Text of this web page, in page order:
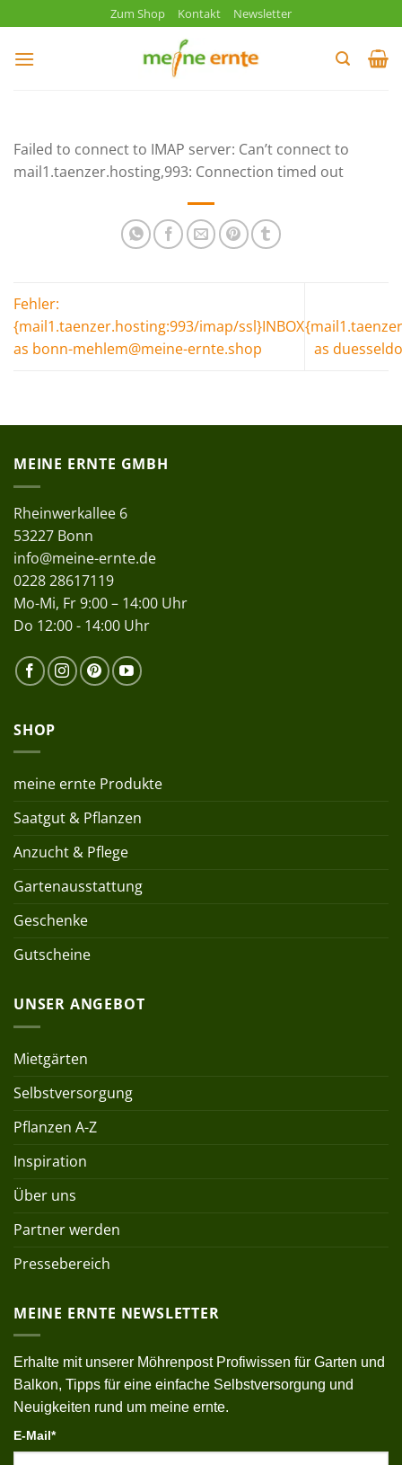
Inhalt
springen
Zum Shop Kontakt Newsletter
Failed to connect to IMAP server: Can’t connect to
mail1.taenzer.hosting,993: Connection timed out
Fehler:
{mail1.taenzer.hosting:993/imap/ssl}INBOX
as bonn-mehlem@meine-ernte.shop
as
MEINE ERNTE GMBH
Rheinwerkallee 6
53227 Bonn
info@meine-ernte.de
0228 28617119
Mo-Mi, Fr 9:00 – 14:00 Uhr
Do 12:00 - 14:00 Uhr
SHOP
meine ernte Produkte
Saatgut & Pflanzen
Anzucht & Pflege
Gartenausstattung
Geschenke
Gutscheine
UNSER ANGEBOT
Mietgärten
Selbstversorgung
Pflanzen A-Z
Inspiration
Über uns
Partner werden
Pressebereich
MEINE ERNTE NEWSLETTER
Erhalte mit unserer Möhrenpost Profiwissen für Garten und
Balkon, Tipps für eine einfache Selbstversorgung und
Neuigkeiten rund um meine ernte.
E-Mail*